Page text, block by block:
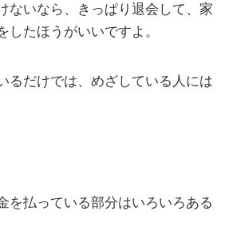
ないなら、きっぱり退会して、家
したほうがいいですよ。
るだけでは、めざしている人には
を払っている部分はいろいろある